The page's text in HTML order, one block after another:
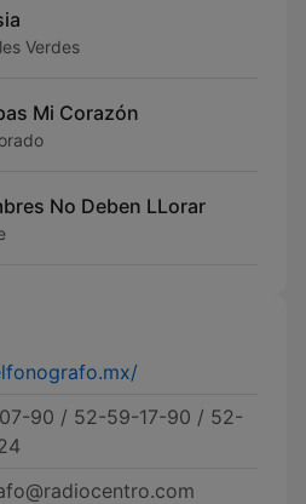
Verdes
Mi Corazón
No Deben LLorar
90 / 52-59-17-90 / 52-